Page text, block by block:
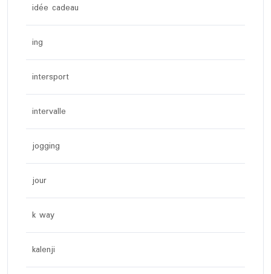
idée cadeau
ing
intersport
intervalle
jogging
jour
k way
kalenji